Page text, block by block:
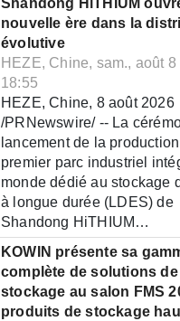
nouvelle ère dans la
évolutive
HEZE, Chine, sam., août 8
18:55
HEZE, Chine, 8 août 2026
/PRNewswire/ -- La
lancement de la
premier parc industriel
monde dédié au stockage
à longue durée (LDES) de
Shandong HiTHIUM…
KOWIN présente sa
complète de solutions de
stockage au salon FMS
produits de stockage